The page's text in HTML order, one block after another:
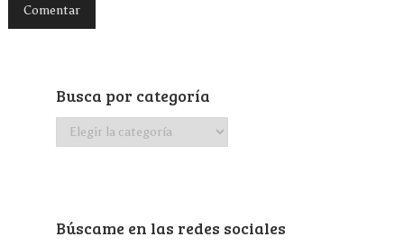
Busca por categoría
Busca
Búscame en las redes sociales